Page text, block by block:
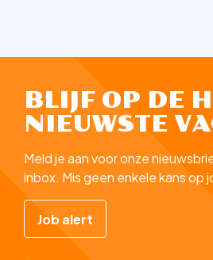
BLIJF OP DE
NIEUWSTE
Meld je aan voor onze
inbox. Mis geen enkele kans op
Job alert